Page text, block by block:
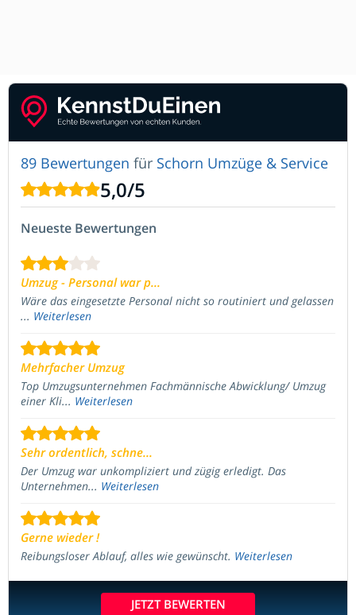
89 Bewertungen für Schorn Umzüge & Service
5,0/5
Neueste Bewertungen
Umzug - Personal war p...
Wäre das eingesetzte Personal nicht so routiniert und gelassen
... Weiterlesen
Mehrfacher Umzug
Top Umzugsunternehmen Fachmännische Abwicklung/ Umzug
einer Kli... Weiterlesen
Sehr ordentlich, schne...
Der Umzug war unkompliziert und zügig erledigt. Das
Unternehmen... Weiterlesen
Gerne wieder !
Reibungsloser Ablauf, alles wie gewünscht. Weiterlesen
JETZT BEWERTEN